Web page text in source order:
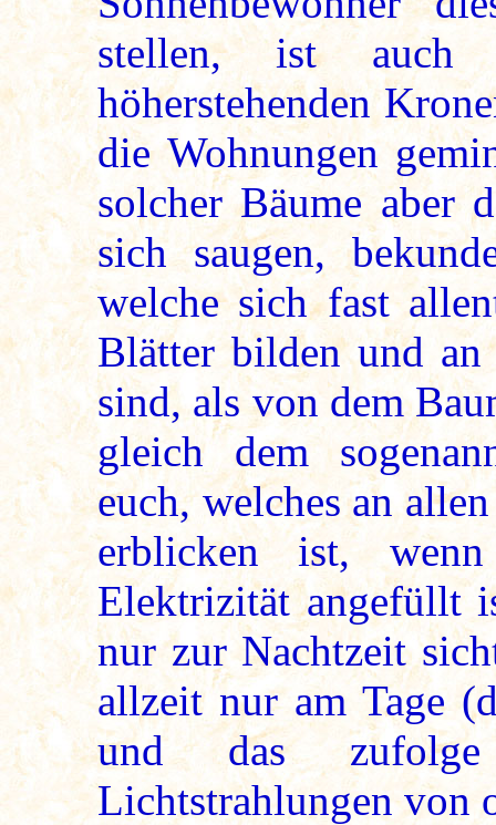
stellen, ist auch
höherstehenden
die Wohnungen
solcher Bäume aber
sich saugen,
welche sich fast
Blätter bilden und
sind, als von dem
gleich dem
euch, welches an
erblicken ist,
Elektrizität angefüllt
nur zur Nachtzeit
allzeit nur am Tage
und das
Lichtstrahlungen von